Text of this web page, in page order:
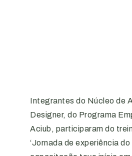
Integrantes do Núcleo de
Designer, do Programa
Aciub, participaram do
‘Jornada de experiência do